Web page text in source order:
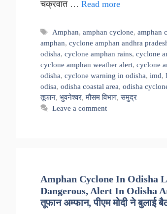
चक्रवात … Read more
Tags
Amphan,amphan cyclone,amphan
amphan, cyclone amphan andhra
odisha, cyclone amphan rains, cyclone
cyclone amphan weather alert, cyclone
odisha, cyclone warning in odisha, imd,
odisa, odisha coastal area, odisha
तूफान, भुवनेश्वर,मौसम विभाग,समुद्र
Leave a comment
Amphan Cyclone In Odisha
Dangerous, Alert In Odisha
तूफान अम्फान, पीएम मोदी ने बुलाई